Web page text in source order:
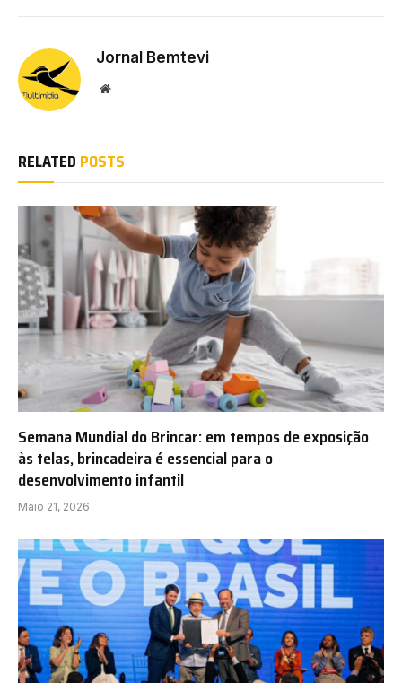
Jornal Bemtevi
Website
RELATED POSTS
Semana Mundial do Brincar: em tempos de exposição
às telas, brincadeira é essencial para o
desenvolvimento infantil
Maio 21, 2026